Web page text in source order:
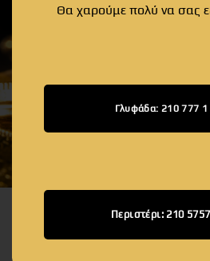
Θα χαρούμε πολύ να σας
Γλυφάδα: 210 777 1
Περιστέρι: 210